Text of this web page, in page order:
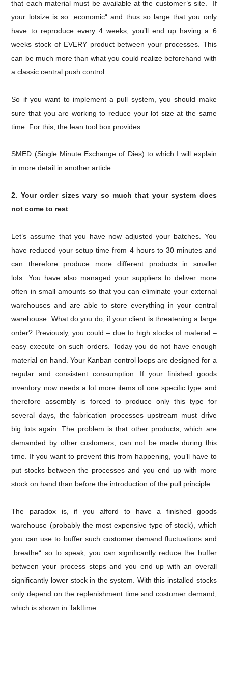
that each material must be available at the customer’s site. If
your lotsize is so „economic“ and thus so large that you only
have to reproduce every 4 weeks, you’ll end up having a 6
weeks stock of EVERY product between your processes. This
can be much more than what you could realize beforehand with
a classic central push control.
So if you want to implement a pull system, you should make
sure that you are working to reduce your lot size at the same
time. For this, the lean tool box provides :
SMED (Single Minute Exchange of Dies) to which I will explain
in more detail in another article.
2. Your order sizes vary so much that your system does
not come to rest
Let’s assume that you have now adjusted your batches. You
have reduced your setup time from 4 hours to 30 minutes and
can therefore produce more different products in smaller
lots. You have also managed your suppliers to deliver more
often in small amounts so that you can eliminate your external
warehouses and are able to store everything in your central
warehouse. What do you do, if your client is threatening a large
order? Previously, you could – due to high stocks of material –
easy execute on such orders. Today you do not have enough
material on hand. Your Kanban control loops are designed for a
regular and consistent consumption. If your finished goods
inventory now needs a lot more items of one specific type and
therefore assembly is forced to produce only this type for
several days, the fabrication processes upstream must drive
big lots again. The problem is that other products, which are
demanded by other customers, can not be made during this
time. If you want to prevent this from happening, you’ll have to
put stocks between the processes and you end up with more
stock on hand than before the introduction of the pull principle.
The paradox is, if you afford to have a finished goods
warehouse (probably the most expensive type of stock), which
you can use to buffer such customer demand fluctuations and
„breathe“ so to speak, you can significantly reduce the buffer
between your process steps and you end up with an overall
significantly lower stock in the system. With this installed stocks
only depend on the replenishment time and costumer demand,
which is shown in Takttime.